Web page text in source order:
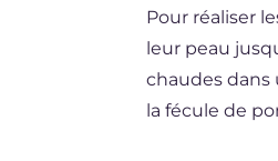
Pour réaliser
leur peau
chaudes dans
la fécule de